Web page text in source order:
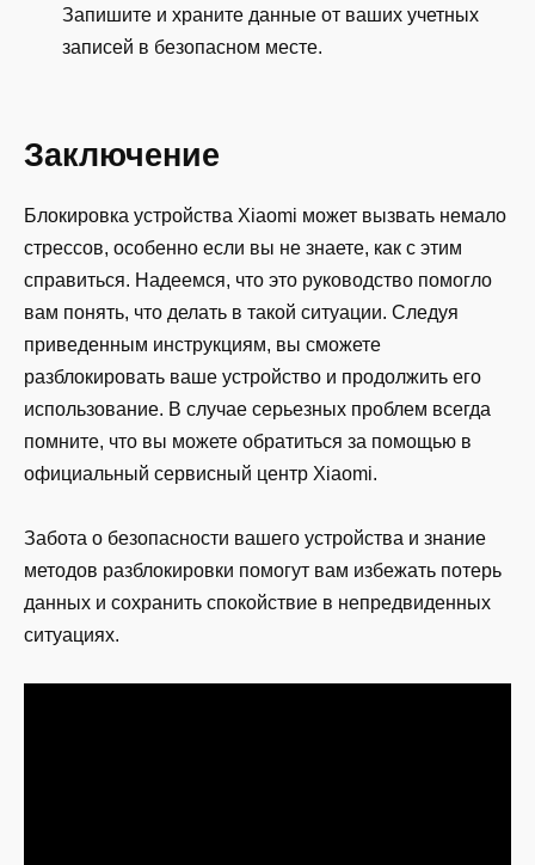
Запишите и храните данные от ваших учетных
записей в безопасном месте.
Заключение
Блокировка устройства Xiaomi может вызвать немало
стрессов, особенно если вы не знаете, как с этим
справиться. Надеемся, что это руководство помогло
вам понять, что делать в такой ситуации. Следуя
приведенным инструкциям, вы сможете
разблокировать ваше устройство и продолжить его
использование. В случае серьезных проблем всегда
помните, что вы можете обратиться за помощью в
официальный сервисный центр Xiaomi.
Забота о безопасности вашего устройства и знание
методов разблокировки помогут вам избежать потерь
данных и сохранить спокойствие в непредвиденных
ситуациях.